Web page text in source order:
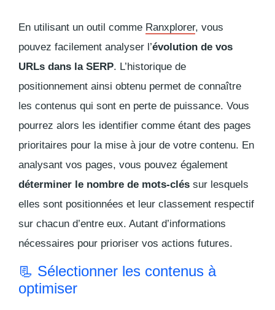
En utilisant un outil comme Ranxplorer, vous
pouvez facilement analyser l’évolution de vos
URLs dans la SERP. L’historique de
positionnement ainsi obtenu permet de connaître
les contenus qui sont en perte de puissance. Vous
pourrez alors les identifier comme étant des pages
prioritaires pour la mise à jour de votre contenu. En
analysant vos pages, vous pouvez également
déterminer le nombre de mots-clés sur lesquels
elles sont positionnées et leur classement respectif
sur chacun d’entre eux. Autant d’informations
nécessaires pour prioriser vos actions futures.
📃 Sélectionner les contenus à
optimiser